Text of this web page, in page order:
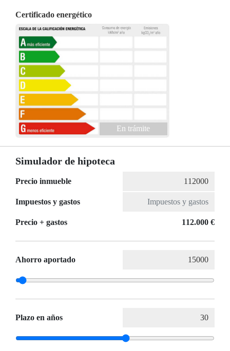
Certificado energético
En trámite
Simulador de hipoteca
Precio inmueble
Impuestos y gastos
Precio + gastos 112.000 €
Ahorro aportado
Plazo en años